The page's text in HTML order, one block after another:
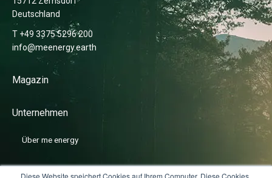
Diese Website speichert Cookies auf Ihrem Computer. Diese Cookies
Deutschland
T +49 3375 5296 200
info@meenergy.earth
Magazin
Unternehmen
Über me energy
News